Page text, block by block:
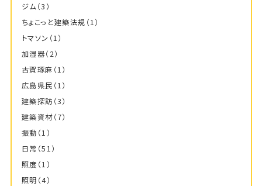
ジム（3）
ちょこっと建築法規 （1）
トマソン （1）
加湿器（2）
古賀琢麻 （1）
広島県民 （1）
建築探訪 （3）
建築資材（7）
振動 （1）
日常 （51）
照度 （1）
照明 （4）